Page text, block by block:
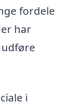
fordele
har
i